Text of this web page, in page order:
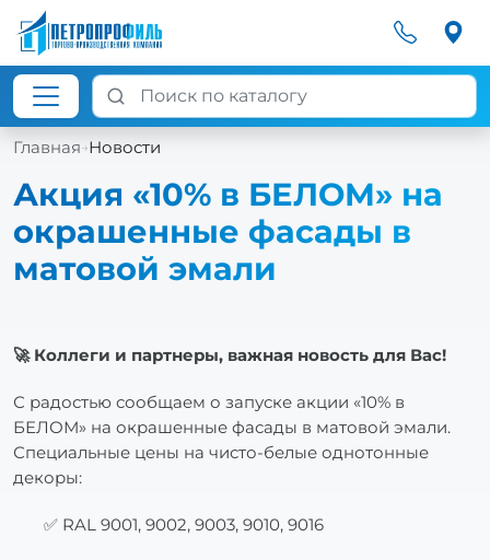
Главная→Новости
Акция «10% в БЕЛОМ» на
окрашенные фасады в
матовой эмали
🚀 Коллеги и партнеры, важная новость для Вас!
С радостью сообщаем о запуске акции «10% в
БЕЛОМ» на окрашенные фасады в матовой эмали.
Специальные цены на чисто-белые однотонные
декоры:
✅ RAL 9001, 9002, 9003, 9010, 9016